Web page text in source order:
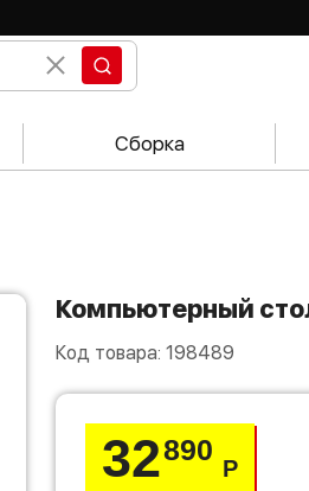
Сборка
Компьютерный
Код товара: 198489
32890
Р